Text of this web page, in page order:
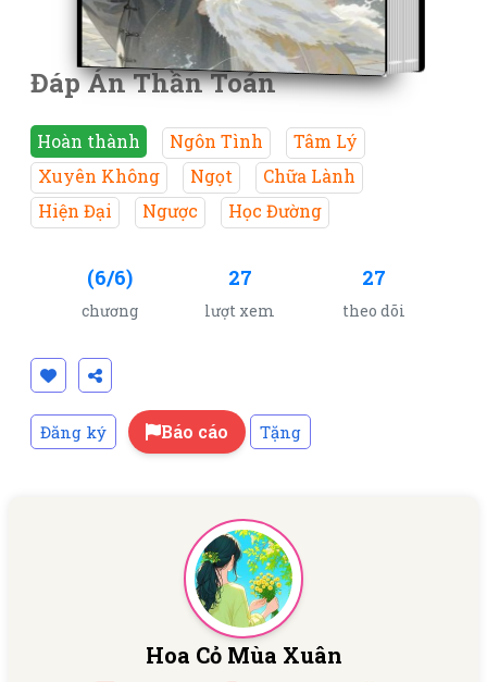
Đáp Án Thần Toán
Hoàn thành Ngôn Tình
Tâm Lý
Xuyên Không
Ngọt
Chữa Lành
Hiện Đại
Ngược Học Đường
(6/6)
chương
27
lượt xem
27
theo dõi
Đăng ký Báo cáo Tặng
Hoa Cỏ Mùa Xuân